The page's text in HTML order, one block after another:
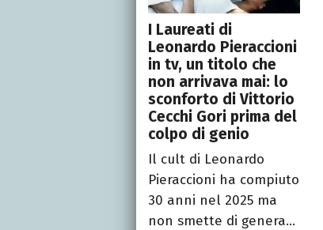
I Laureati di
Leonardo Pieraccioni
in tv, un titolo che
non arrivava mai: lo
sconforto di Vittorio
Cecchi Gori prima del
colpo di genio
Il cult di Leonardo
Pieraccioni ha compiuto
30 anni nel 2025 ma
non smette di genera...